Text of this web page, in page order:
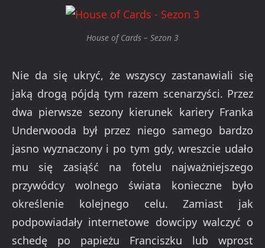
House of Cards – Sezon 3
Nie da się ukryć, że wszyscy zastanawiali się
jaką drogą pójdą tym razem scenarzyści. Przez
dwa pierwsze sezony kierunek kariery Franka
Underwooda był przez niego samego bardzo
jasno wyznaczony i po tym gdy, wreszcie udało
mu się zasiąść na fotelu najważniejszego
przywódcy wolnego świata konieczne było
określenie kolejnego celu. Zamiast jak
podpowiadały internetowe dowcipy walczyć o
schedę po papieżu Franciszku lub wprost